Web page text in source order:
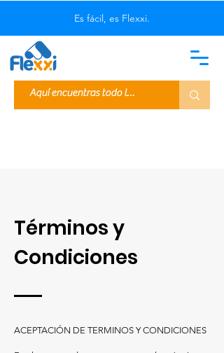
Es fácil, es Flexxi.
Términos y
Condiciones
ACEPTACIÓN DE TERMINOS Y CONDICIONES